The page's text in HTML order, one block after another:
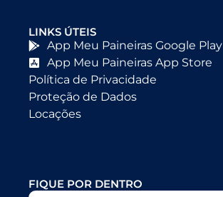
LINKS ÚTEIS
App Meu Paineiras Google Play
App Meu Paineiras App Store
Política de Privacidade
Proteção de Dados
Locações
FIQUE POR DENTRO